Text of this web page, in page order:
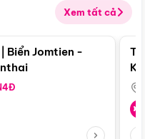
Xem tất cả
Điểm nổi bật
Biển Jomtien -